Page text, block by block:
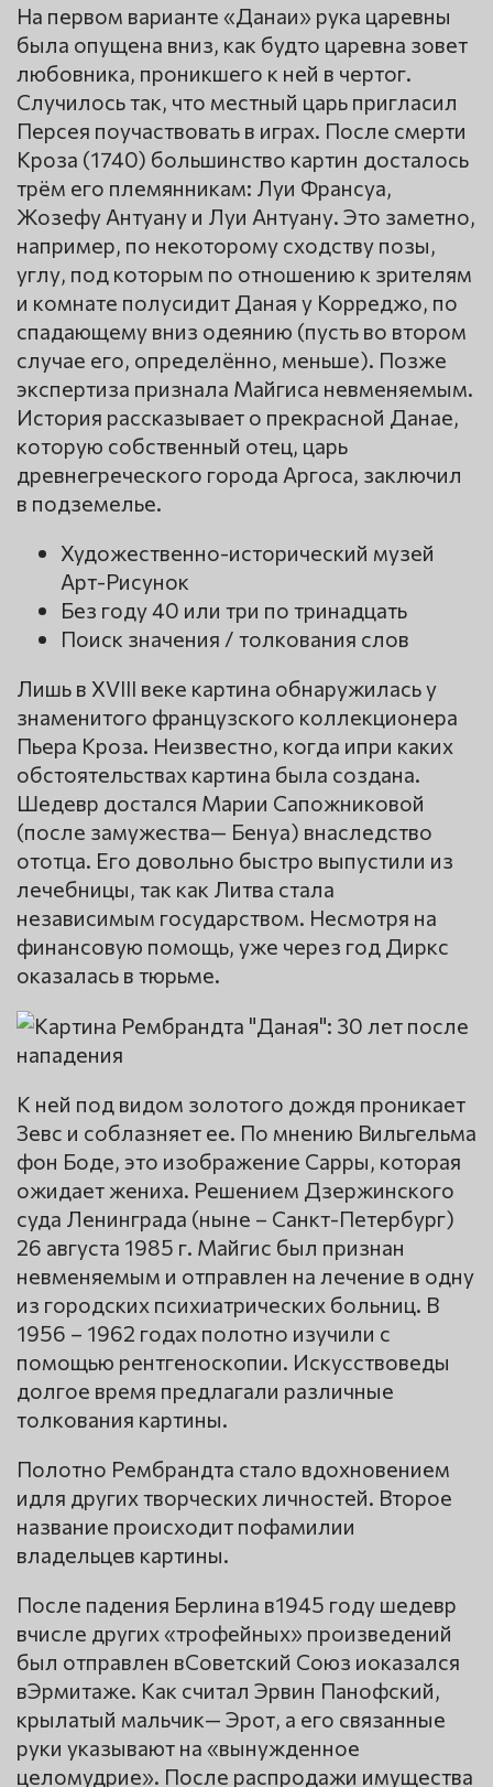
На первом варианте «Данаи» рука царевны
была опущена вниз, как будто царевна зовет
любовника, проникшего к ней в чертог.
Случилось так, что местный царь пригласил
Персея поучаствовать в играх. После смерти
Кроза (1740) большинство картин досталось
трём его племянникам: Луи Франсуа,
Жозефу Антуану и Луи Антуану. Это заметно,
например, по некоторому сходству позы,
углу, под которым по отношению к зрителям
и комнате полусидит Даная у Корреджо, по
спадающему вниз одеянию (пусть во втором
случае его, определённо, меньше). Позже
экспертиза признала Майгиса невменяемым.
История рассказывает о прекрасной Данае,
которую собственный отец, царь
древнегреческого города Аргоса, заключил
в подземелье.
Художественно-исторический музей
Арт-Рисунок
Без году 40 или три по тринадцать
Поиск значения / толкования слов
Лишь в XVIII веке картина обнаружилась у
знаменитого французского коллекционера
Пьера Кроза. Неизвестно, когда ипри каких
обстоятельствах картина была создана.
Шедевр достался Марии Сапожниковой
(после замужества— Бенуа) внаследство
ототца. Его довольно быстро выпустили из
лечебницы, так как Литва стала
независимым государством. Несмотря на
финансовую помощь, уже через год Диркс
оказалась в тюрьме.
К ней под видом золотого дождя проникает
Зевс и соблазняет ее. По мнению Вильгельма
фон Боде, это изображение Сарры, которая
ожидает жениха. Решением Дзержинского
суда Ленинграда (ныне – Санкт-Петербург)
26 августа 1985 г. Майгис был признан
невменяемым и отправлен на лечение в одну
из городских психиатрических больниц. В
1956 – 1962 годах полотно изучили с
помощью рентгеноскопии. Искусствоведы
долгое время предлагали различные
толкования картины.
Полотно Рембрандта стало вдохновением
идля других творческих личностей. Второе
название происходит пофамилии
владельцев картины.
После падения Берлина в1945 году шедевр
вчисле других «трофейных» произведений
был отправлен вСоветский Союз иоказался
вЭрмитаже. Как считал Эрвин Панофский,
крылатый мальчик— Эрот, а его связанные
руки указывают на «вынужденное
целомудрие». После распродажи имущества